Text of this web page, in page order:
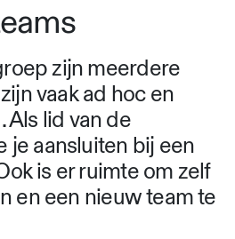
zijn meerdere
vaak ad hoc en
Als lid van de
je aansluiten bij een
is er ruimte om zelf
en een nieuw team te